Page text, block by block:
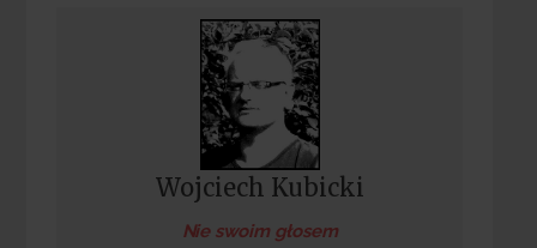
Wojciech Kubicki
Nie swoim głosem